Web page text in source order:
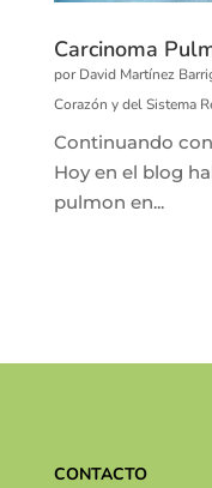
Carcinoma
porDavid Martínez
Corazón y del Sistema
Continuando
Hoy en el blog
pulmon en...
CONTACTO